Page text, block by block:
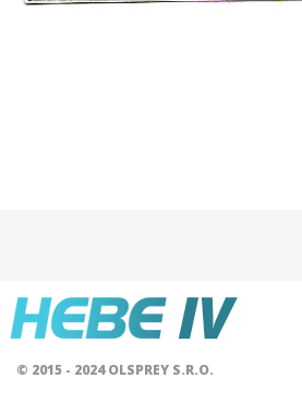
© 2015 - 2024 OLSPREY S.R.O.